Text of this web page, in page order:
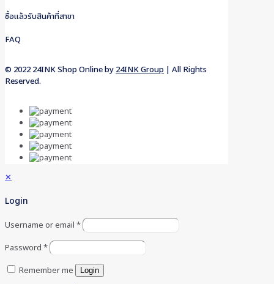
ซื้อแล้วรับสินค้าที่สาขา
FAQ
© 2022 24INK Shop Online by 24INK Group | All Rights
Reserved.
✕
Login
Username or email *
Password *
Remember me
Login